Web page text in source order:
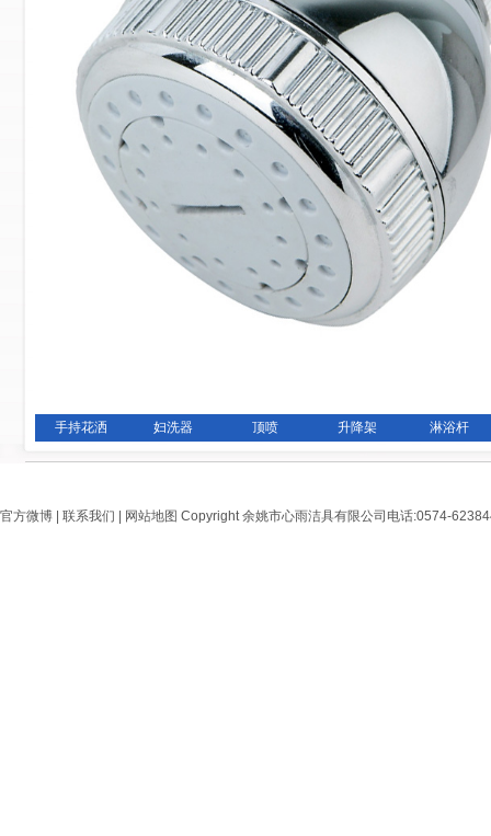
手持花洒 妇洗器 顶喷 升降架 淋浴杆
官方微博 联系我们 网站地图 Copyright 余姚市心雨洁具有限公司电话:0574-